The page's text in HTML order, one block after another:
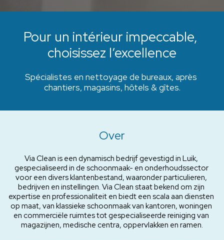
Pour un intérieur impeccable,
choisissez l’excellence
Spécialistes en nettoyage de bureaux, après
chantiers, magasins, hôtels & gîtes.
Over
Via Clean is een dynamisch bedrijf gevestigd in Luik,
gespecialiseerd in de schoonmaak- en onderhoudssector
voor een divers klantenbestand, waaronder particulieren,
bedrijven en instellingen. Via Clean staat bekend om zijn
expertise en professionaliteit en biedt een scala aan diensten
op maat, van klassieke schoonmaak van kantoren, woningen
en commerciële ruimtes tot gespecialiseerde reiniging van
magazijnen, medische centra, oppervlakken en ramen.